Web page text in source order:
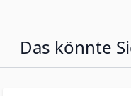
Das könnte